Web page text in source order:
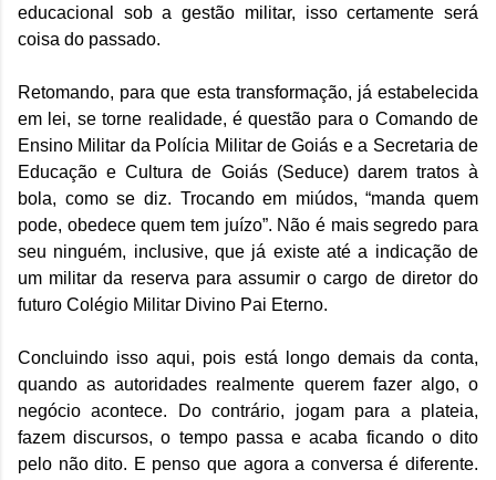
educacional sob a gestão militar, isso certamente será
coisa do passado.
Retomando, para que esta transformação, já estabelecida
em lei, se torne realidade, é questão para o Comando de
Ensino Militar da Polícia Militar de Goiás e a Secretaria de
Educação e Cultura de Goiás (Seduce) darem tratos à
bola, como se diz. Trocando em miúdos, “manda quem
pode, obedece quem tem juízo”. Não é mais segredo para
seu ninguém, inclusive, que já existe até a indicação de
um militar da reserva para assumir o cargo de diretor do
futuro Colégio Militar Divino Pai Eterno.
Concluindo isso aqui, pois está longo demais da conta,
quando as autoridades realmente querem fazer algo, o
negócio acontece. Do contrário, jogam para a plateia,
fazem discursos, o tempo passa e acaba ficando o dito
pelo não dito. E penso que agora a conversa é diferente.